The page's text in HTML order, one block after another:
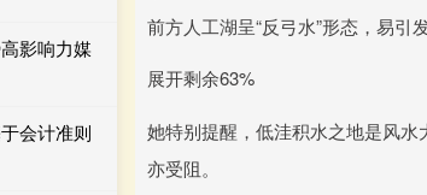
前方人工湖呈“反弓水”形态，易引
展开剩余63%
她特别提醒，低洼积水之地是风
亦受阻。
影响力媒
会计准则